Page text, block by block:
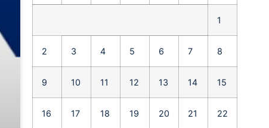
1
2 3 4 5 6 7 8
9 10 11 12 13 14 15
16 17 18 19 20 21 22